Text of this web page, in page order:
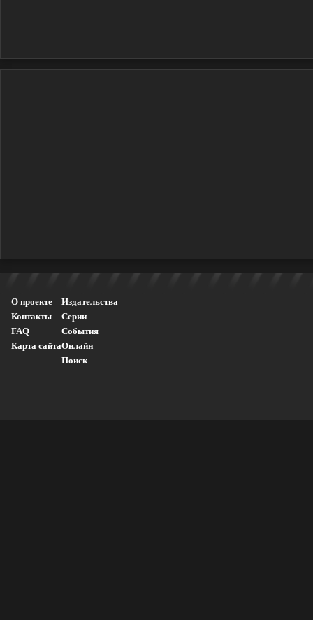
О проекте
Контакты
FAQ
Карта сайта
Издательства
Серии
События
Онлайн
Поиск